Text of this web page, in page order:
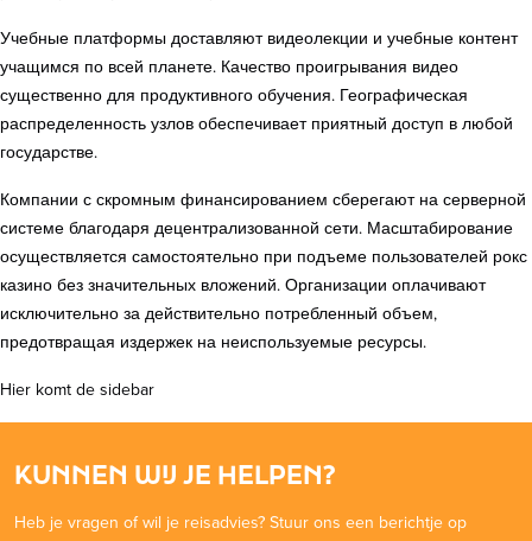
Учебные платформы доставляют видеолекции и учебные контент
учащимся по всей планете. Качество проигрывания видео
существенно для продуктивного обучения. Географическая
распределенность узлов обеспечивает приятный доступ в любой
государстве.
Компании с скромным финансированием сберегают на серверной
системе благодаря децентрализованной сети. Масштабирование
осуществляется самостоятельно при подъеме пользователей рокс
казино без значительных вложений. Организации оплачивают
исключительно за действительно потребленный объем,
предотвращая издержек на неиспользуемые ресурсы.
Hier komt de sidebar
KUNNEN WIJ JE HELPEN?
Heb je vragen of wil je reisadvies? Stuur ons een berichtje op